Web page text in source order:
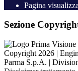
Pagina
Sezione
Copyright 2026 |
Parma S.p.A. |